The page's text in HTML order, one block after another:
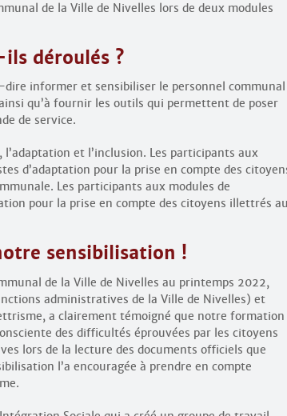
de la Ville de Nivelles lors de deux modules
déroulés ?
informer et sensibiliser le personnel communal
qu’à fournir les outils qui permettent de poser
de service.
et l’inclusion. Les participants aux
d’adaptation pour la prise en compte des
Les participants aux modules de
pour la prise en compte des citoyens illettrés
sensibilisation !
de la Ville de Nivelles au printemps 2022,
administratives de la Ville de Nivelles) et
a clairement témoigné que notre formation
des difficultés éprouvées par les citoyens
lors de la lecture des documents officiels que
l’a encouragée à prendre en compte